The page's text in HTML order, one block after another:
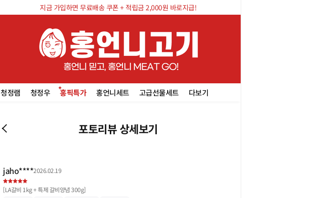
지금 가입하면 무료배송 쿠폰 + 적립금 2,000원 바로지급!
청정램 청정우 홍픽특가 홍언니세트 고급선물세트 다보기
포토리뷰 상세보기
jaho****2026.02.19
[LA갈비 1kg + 특제 갈비양념 300g]